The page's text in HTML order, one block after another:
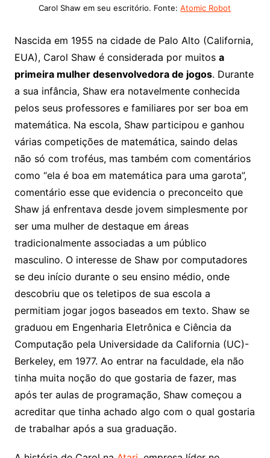
Carol Shaw em seu escritório. Fonte:Atomic Robot
Nascida em 1955 na cidade de Palo Alto (California,
EUA), Carol Shaw é considerada por muitos a
primeira mulher desenvolvedora de jogos. Durante
a sua infância, Shaw era notavelmente conhecida
pelos seus professores e familiares por ser boa em
matemática. Na escola, Shaw participou e ganhou
várias competições de matemática, saindo delas
não só com troféus, mas também com comentários
como “ela é boa em matemática para uma garota”,
comentário esse que evidencia o preconceito que
Shaw já enfrentava desde jovem simplesmente por
ser uma mulher de destaque em áreas
tradicionalmente associadas a um público
masculino. O interesse de Shaw por computadores
se deu início durante o seu ensino médio, onde
descobriu que os teletipos de sua escola a
permitiam jogar jogos baseados em texto. Shaw se
graduou em Engenharia Eletrônica e Ciência da
Computação pela Universidade da California (UC)-
Berkeley, em 1977. Ao entrar na faculdade, ela não
tinha muita noção do que gostaria de fazer, mas
após ter aulas de programação, Shaw começou a
acreditar que tinha achado algo com o qual gostaria
de trabalhar após a sua graduação.